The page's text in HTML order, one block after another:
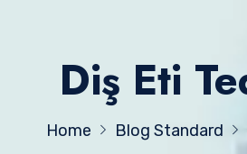
Diş Eti
Home Blog Standard